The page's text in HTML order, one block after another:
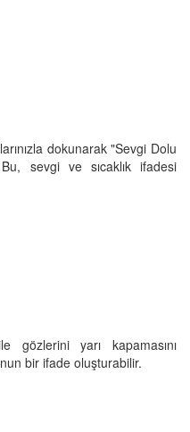
dokunarak "Sevgi Dolu
sevgi ve sıcaklık ifadesi
gözlerini yarı kapamasını
bir ifade oluşturabilir.